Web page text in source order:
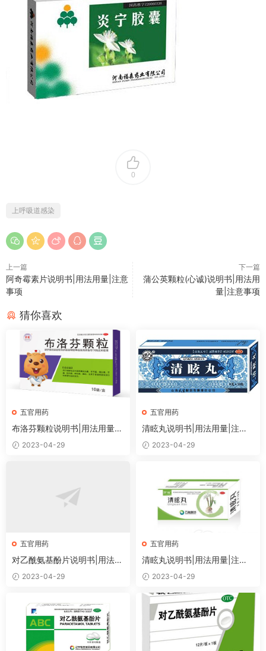
0
上呼吸道感染
上一篇
阿奇霉素片说明书|用法用量|注意
事项
下一篇
蒲公英颗粒(心诚)说明书|用法用
量|注意事项
猜你喜欢
五官用药
布洛芬颗粒说明书|用法用量|
注意事项
2023-04-29
五官用药
清眩丸说明书|用法用量|注意
事项2023-04-29
五官用药
对乙酰氨基酚片说明书|用法用
量|注意事项
2023-04-29
五官用药
清眩丸说明书|用法用量|注意
事项2023-04-29